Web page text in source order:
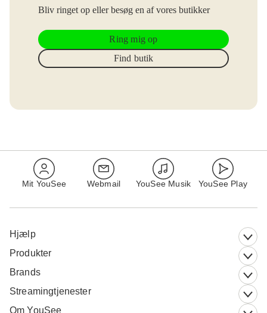
Bliv ringet op eller besøg en af vores butikker
Ring mig op
Find butik
Mit YouSee Webmail YouSee Musik YouSee Play
Hjælp
Produkter
Brands
Streamingtjenester
Om YouSee